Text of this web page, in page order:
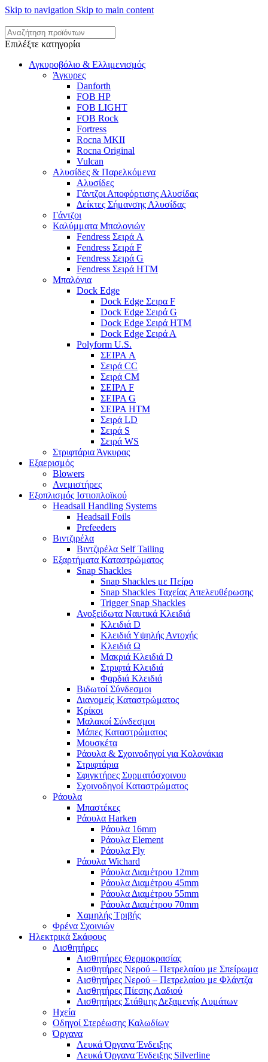
Skip to navigation Skip to main content
Επιλέξτε κατηγορία
Αγκυροβόλιο & Ελλιμενισμός
Άγκυρες
Danforth
FOB HP
FOB LIGHT
FOB Rock
Fortress
Rocna MKII
Rocna Original
Vulcan
Αλυσίδες & Παρελκόμενα
Αλυσίδες
Γάντζοι Αποφόρτισης Αλυσίδας
Δείκτες Σήμανσης Αλυσίδας
Γάντζοι
Καλύμματα Μπαλονιών
Fendress Σειρά A
Fendress Σειρά F
Fendress Σειρά G
Fendress Σειρά HTM
Μπαλόνια
Dock Edge
Dock Edge Σειρα F
Dock Edge Σειρά G
Dock Edge Σειρά HTM
Dock Edge Σειρά Α
Polyform U.S.
ΣΕΙΡΑ A
Σειρά CC
Σειρά CM
ΣΕΙΡΑ F
ΣΕΙΡΑ G
ΣΕΙΡΑ HTM
Σειρά LD
Σειρά S
Σειρά WS
Στριφτάρια Άγκυρας
Εξαερισμός
Blowers
Ανεμιστήρες
Εξοπλισμός Ιστιοπλοϊκού
Headsail Handling Systems
Headsail Foils
Prefeeders
Βιντζιρέλα
Βιντζιρέλα Self Tailing
Εξαρτήματα Καταστρώματος
Snap Shackles
Snap Shackles με Πείρο
Snap Shackles Ταχείας Απελευθέρωσης
Trigger Snap Shackles
Ανοξείδωτα Ναυτικά Κλειδιά
Κλειδιά D
Κλειδιά Υψηλής Αντοχής
Κλειδιά Ω
Μακριά Κλειδιά D
Στριφτά Κλειδιά
Φαρδιά Κλειδιά
Βιδωτοί Σύνδεσμοι
Διανομείς Καταστρώματος
Κρίκοι
Μαλακοί Σύνδεσμοι
Μάπες Καταστρώματος
Μουσκέτα
Ράουλα & Σχοινοδηγοί για Κολονάκια
Στριφτάρια
Σφιγκτήρες Συρματόσχοινου
Σχοινοδηγοί Καταστρώματος
Ράουλα
Μπαστέκες
Ράουλα Harken
Ράουλα 16mm
Ράουλα Element
Ράουλα Fly
Ράουλα Wichard
Ράουλα Διαμέτρου 12mm
Ράουλα Διαμέτρου 45mm
Ράουλα Διαμέτρου 55mm
Ράουλα Διαμέτρου 70mm
Χαμηλής Τριβής
Φρένα Σχοινιών
Ηλεκτρικά Σκάφους
Αισθητήρες
Αισθητήρες Θερμοκρασίας
Αισθητήρες Νερού – Πετρελαίου με Σπείρωμα
Αισθητήρες Νερού – Πετρελαίου με Φλάντζα
Αισθητήρες Πίεσης Λαδιού
Αισθητήρες Στάθμης Δεξαμενής Λυμάτων
Ηχεία
Οδηγοί Στερέωσης Καλωδίων
Όργανα
Λευκά Όργανα Ένδειξης
Λευκά Όργανα Ένδειξης Silverline